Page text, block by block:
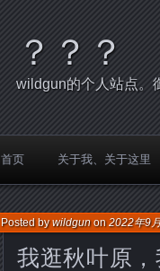
？？？
wildgun的个人站点。
首页 关于我、关于这里
我逛秋叶原，
Posted bywildgunon2022年9